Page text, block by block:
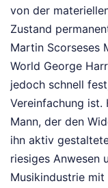
von der
Zustand
Martin Scorseses
World George
jedoch schnell
Vereinfachung ist.
Mann, der den
ihn aktiv
riesiges Anwesen
Musikindustrie